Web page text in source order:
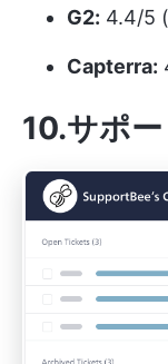
G2: 4.4/5
Capterra:
10.サポ